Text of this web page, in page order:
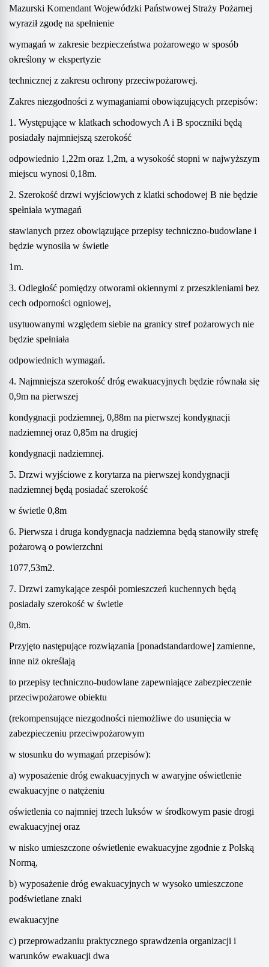
Mazurski Komendant Wojewódzki Państwowej Straży Pożarnej
wyraził zgodę na spełnienie
wymagań w zakresie bezpieczeństwa pożarowego w sposób
określony w ekspertyzie
technicznej z zakresu ochrony przeciwpożarowej.
Zakres niezgodności z wymaganiami obowiązujących przepisów:
1. Występujące w klatkach schodowych A i B spoczniki będą
posiadały najmniejszą szerokość
odpowiednio 1,22m oraz 1,2m, a wysokość stopni w najwyższym
miejscu wynosi 0,18m.
2. Szerokość drzwi wyjściowych z klatki schodowej B nie będzie
spełniała wymagań
stawianych przez obowiązujące przepisy techniczno-budowlane i
będzie wynosiła w świetle
1m.
3. Odległość pomiędzy otworami okiennymi z przeszkleniami bez
cech odporności ogniowej,
usytuowanymi względem siebie na granicy stref pożarowych nie
będzie spełniała
odpowiednich wymagań.
4. Najmniejsza szerokość dróg ewakuacyjnych będzie równała się
0,9m na pierwszej
kondygnacji podziemnej, 0,88m na pierwszej kondygnacji
nadziemnej oraz 0,85m na drugiej
kondygnacji nadziemnej.
5. Drzwi wyjściowe z korytarza na pierwszej kondygnacji
nadziemnej będą posiadać szerokość
w świetle 0,8m
6. Pierwsza i druga kondygnacja nadziemna będą stanowiły strefę
pożarową o powierzchni
1077,53m2.
7. Drzwi zamykające zespół pomieszczeń kuchennych będą
posiadały szerokość w świetle
0,8m.
Przyjęto następujące rozwiązania [ponadstandardowe] zamienne,
inne niż określają
to przepisy techniczno-budowlane zapewniające zabezpieczenie
przeciwpożarowe obiektu
(rekompensujące niezgodności niemożliwe do usunięcia w
zabezpieczeniu przeciwpożarowym
w stosunku do wymagań przepisów):
a) wyposażenie dróg ewakuacyjnych w awaryjne oświetlenie
ewakuacyjne o natężeniu
oświetlenia co najmniej trzech luksów w środkowym pasie drogi
ewakuacyjnej oraz
w nisko umieszczone oświetlenie ewakuacyjne zgodnie z Polską
Normą,
b) wyposażenie dróg ewakuacyjnych w wysoko umieszczone
podświetlane znaki
ewakuacyjne
c) przeprowadzaniu praktycznego sprawdzenia organizacji i
warunków ewakuacji dwa